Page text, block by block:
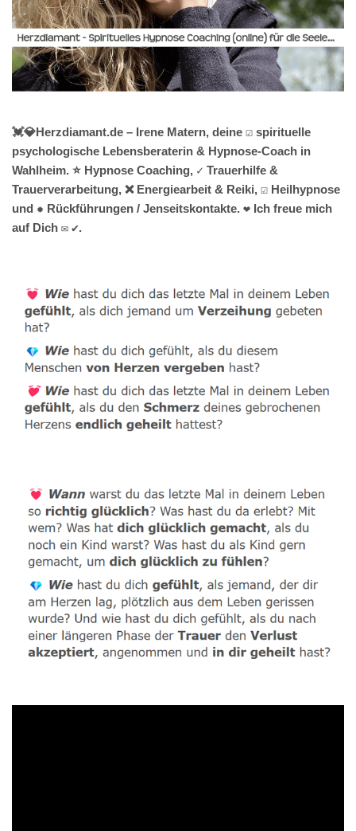
💓️💎Herzdiamant.de – Irene Matern, deine ☑️ spirituelle
psychologische Lebensberaterin & Hypnose-Coach in
Wahlheim. ⭐ Hypnose Coaching, ✓ Trauerhilfe &
Trauerverarbeitung, ❌ Energiearbeit & Reiki, ☑️ Heilhypnose
und ✹ Rückführungen / Jenseitskontakte. ❤ Ich freue mich
auf Dich ✉ ✔.